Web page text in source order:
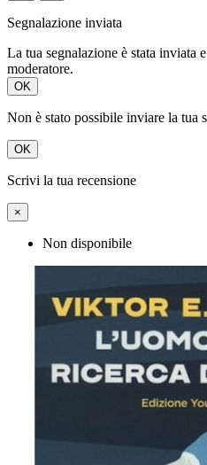
Segnalazione inviata
La tua segnalazione è stata inviata
moderatore.
OK
Non è stato possibile inviare la tua
OK
Scrivi la tua recensione
×
Non disponibile